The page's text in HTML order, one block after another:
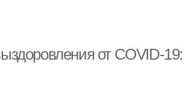
от COVID-